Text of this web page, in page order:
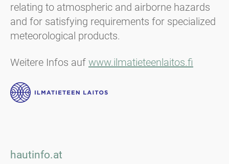
relating to atmospheric and airborne hazards
and for satisfying requirements for specialized
meteorological products.
Weitere Infos auf www.ilmatieteenlaitos.fi
hautinfo.at